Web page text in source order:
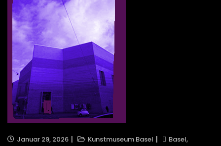
Januar 29, 2026 Kunstmuseum Basel Basel,